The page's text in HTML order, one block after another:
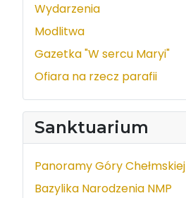
Wydarzenia
Modlitwa
Gazetka "W sercu Maryi"
Ofiara na rzecz parafii
Sanktuarium
Panoramy Góry Chełmskiej
Bazylika Narodzenia NMP